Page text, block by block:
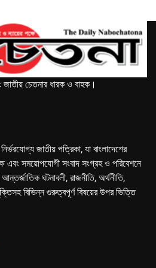
চেতনার ধারক ও বাহক।
জাতীয় পত্রিকা, যা বাংলাদেশের
এবং সময়োপযোগী সংবাদ সংগ্রহ ও পরিবেশনে
ঘটনাবলী, রাজনীতি, অর্থনীতি,
বিভিন্ন গুরুত্বপূর্ণ বিষয়ের উপর ভিত্তি